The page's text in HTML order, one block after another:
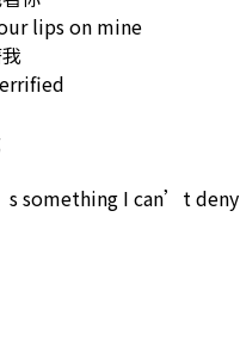
lips on mine
something I can’t deny